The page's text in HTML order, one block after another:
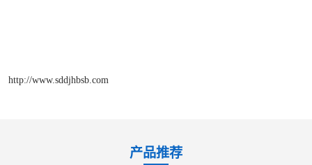
http://www.sddjhbsb.com
产品推荐